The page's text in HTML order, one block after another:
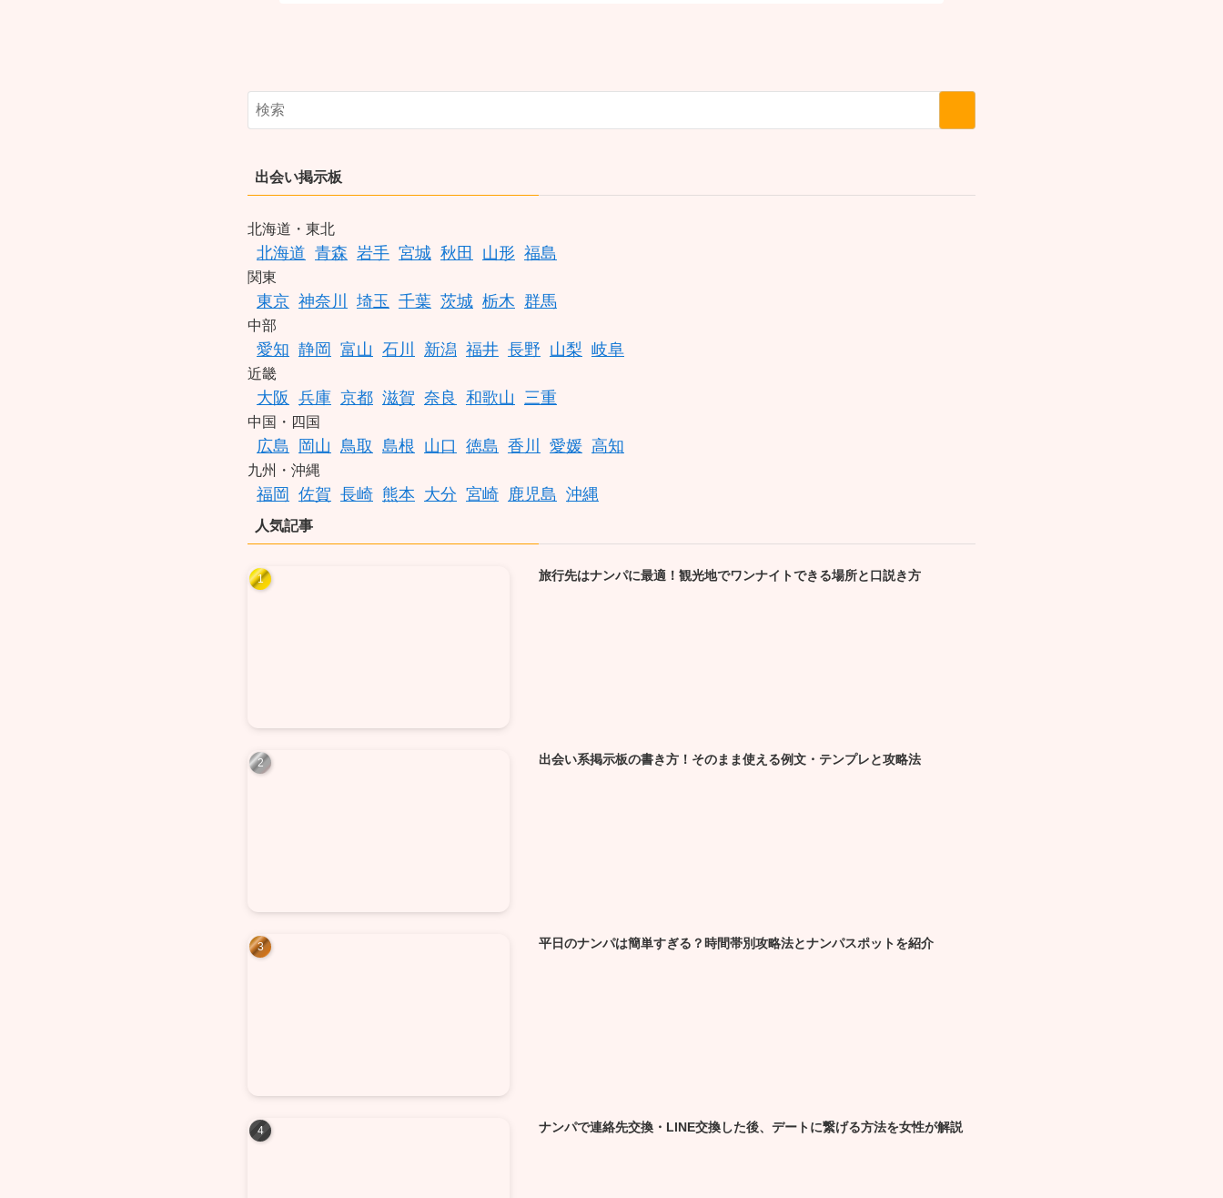
出会い掲示板
北海道・東北
北海道 青森 岩手 宮城 秋田 山形 福島
関東
東京 神奈川 埼玉 千葉 茨城 栃木 群馬
中部
愛知 静岡 富山 石川 新潟 福井 長野 山梨 岐阜
近畿
大阪 兵庫 京都 滋賀 奈良 和歌山 三重
中国・四国
広島 岡山 鳥取 島根 山口 徳島 香川 愛媛 高知
九州・沖縄
福岡 佐賀 長崎 熊本 大分 宮崎 鹿児島 沖縄
人気記事
旅行先はナンパに最適！観光地でワンナイトできる場所と口説き方
出会い系掲示板の書き方！そのまま使える例文・テンプレと攻略法
平日のナンパは簡単すぎる？時間帯別攻略法とナンパスポットを紹介
ナンパで連絡先交換・LINE交換した後、デートに繋げる方法を女性が解説